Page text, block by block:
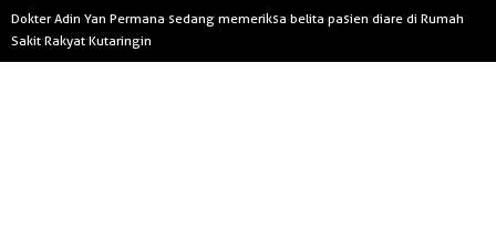
Dokter Adin Yan Permana sedang memeriksa belita pasien diare di Rumah
Sakit Rakyat Kutaringin